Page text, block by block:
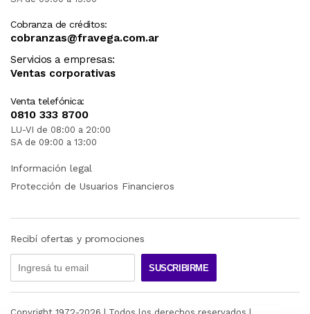
Cobranza de créditos:
cobranzas@fravega.com.ar
Servicios a empresas:
Ventas corporativas
Venta telefónica:
0810 333 8700
LU-VI de 08:00 a 20:00
SA de 09:00 a 13:00
Información legal
Protección de Usuarios Financieros
Recibí ofertas y promociones
SUSCRIBIRME